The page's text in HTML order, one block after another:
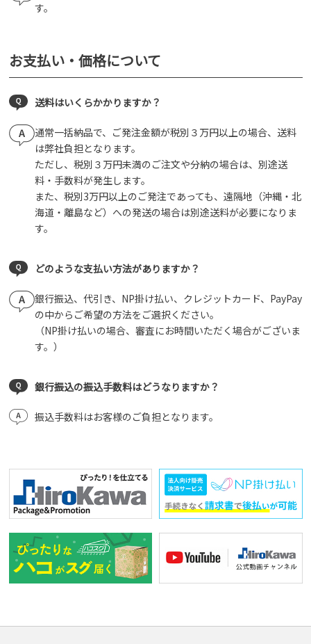
す。
お支払い・価格について
送料はいくらかかりますか？
通常一括納品で、ご発注金額が税別３万円以上の場合、送料
は弊社負担となります。
ただし、税別３万円未満のご注文や分納の場合は、別途送
料・手数料が発生します。
また、税別3万円以上のご発注であっても、遠隔地（沖縄・北
海道・離島など）への発送の場合は別途送料が必要になりま
す。
どのような支払い方法がありますか？
銀行振込、代引き、NP掛け払い、クレジットカード、PayPay
の中からご希望の方法をご選択ください。
（NP掛け払いの場合、審査にお時間いただく場合がございま
す。）
銀行振込の振込手数料はどうなりますか？
振込手数料はお客様のご負担となります。